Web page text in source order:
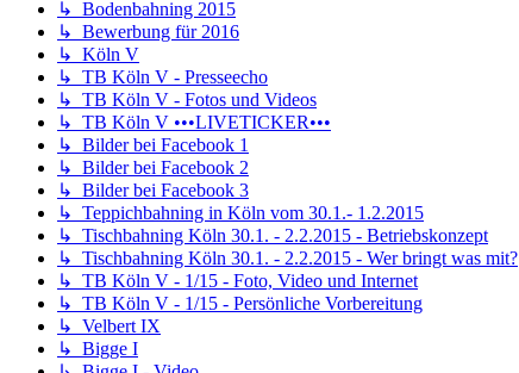
↳ Bodenbahning 2015
↳ Bewerbung für 2016
↳ Köln V
↳ TB Köln V - Presseecho
↳ TB Köln V - Fotos und Videos
↳ TB Köln V •••LIVETICKER•••
↳ Bilder bei Facebook 1
↳ Bilder bei Facebook 2
↳ Bilder bei Facebook 3
↳ Teppichbahning in Köln vom 30.1.- 1.2.2015
↳ Tischbahning Köln 30.1. - 2.2.2015 - Betriebskonzept
↳ Tischbahning Köln 30.1. - 2.2.2015 - Wer bringt was mit?
↳ TB Köln V - 1/15 - Foto, Video und Internet
↳ TB Köln V - 1/15 - Persönliche Vorbereitung
↳ Velbert IX
↳ Bigge I